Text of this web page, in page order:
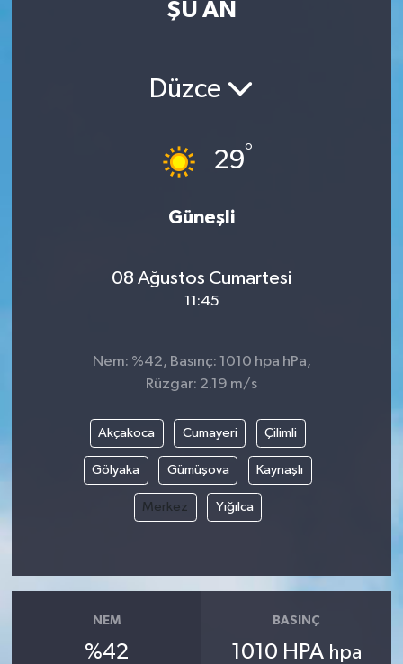
ŞU AN
Düzce
29°
Güneşli
08 Ağustos Cumartesi
11:45
Nem: %42, Basınç: 1010 hpa hPa,
Rüzgar: 2.19 m/s
Akçakoca Cumayeri Çilimli
Gölyaka Gümüşova Kaynaşlı
Merkez Yığılca
NEM
%42
BASINÇ
1010 HPA hpa
Bilim, Teknoloji